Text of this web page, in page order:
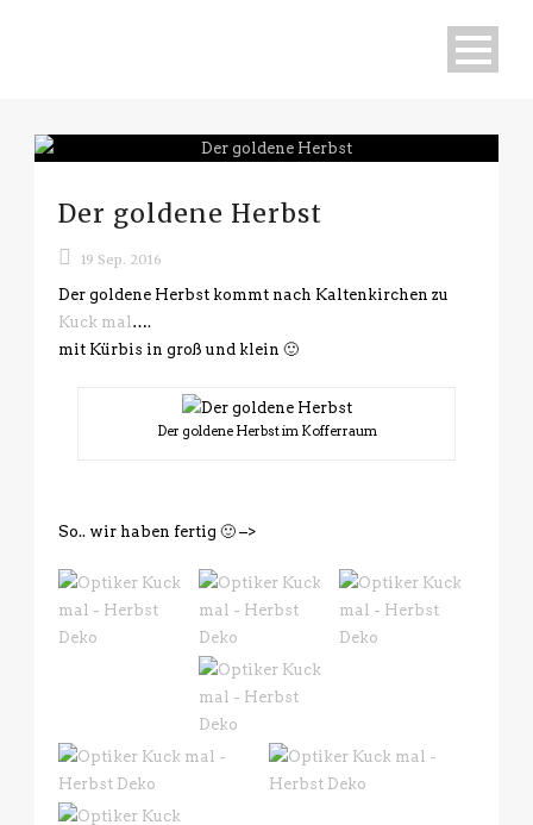
Der goldene Herbst
19 Sep. 2016
Der goldene Herbst kommt nach Kaltenkirchen zu
Kuck mal….
mit Kürbis in groß und klein 🙂
Der goldene Herbst im Kofferraum
So.. wir haben fertig 🙂 –>